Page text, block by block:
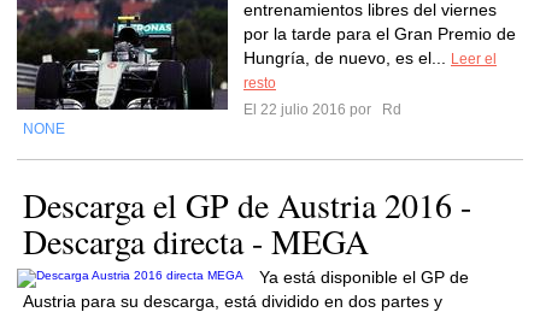
entrenamientos libres del viernes
por la tarde para el Gran Premio de
Hungría, de nuevo, es el...
Leer el
resto
El 22 julio 2016 por
Rd
NONE
Descarga el GP de Austria 2016 -
Descarga directa - MEGA
Ya está disponible el GP de
Austria para su descarga, está dividido en dos partes y